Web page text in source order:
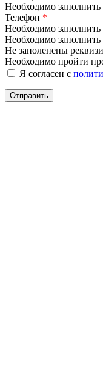
Необходимо
Телефон *
Необходимо заполнить
Необходимо
Не заполенены
Необходимо пройти
Я согласен с
Отправить